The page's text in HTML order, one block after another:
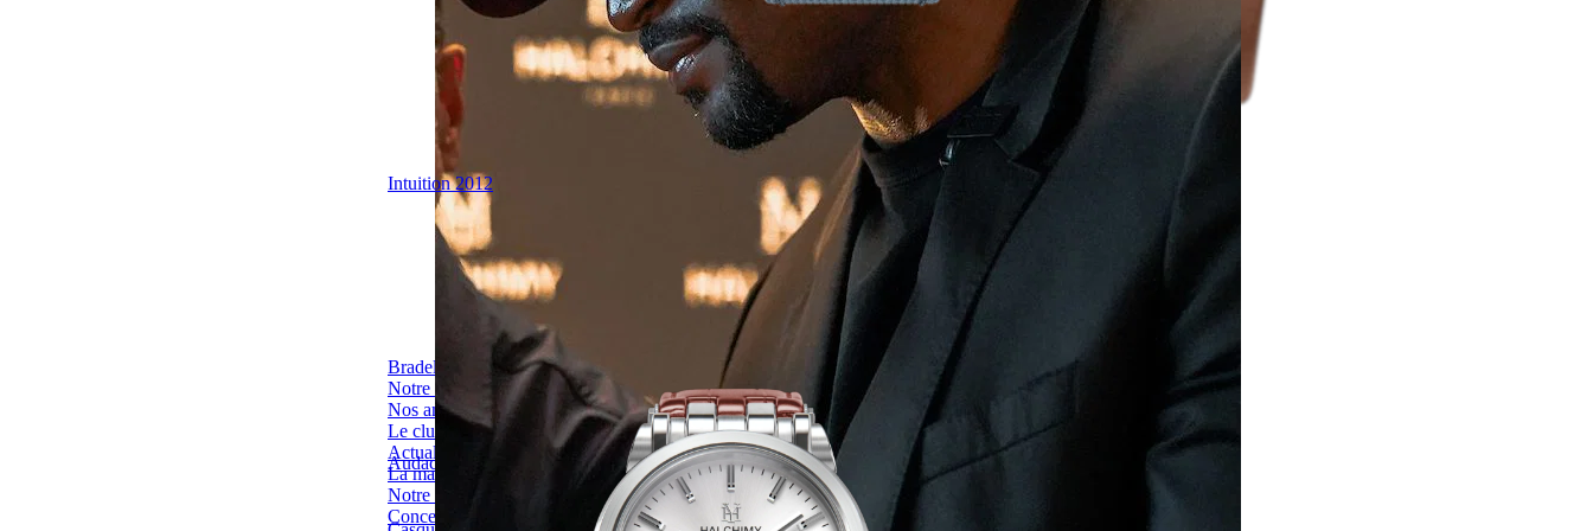
Bradelugs
Notre univers
Nos ambassadeurs & Partenaires
Le club
Actualités & Évènements
La maison
Notre histoire
Concept
Audace
Intuition 2012